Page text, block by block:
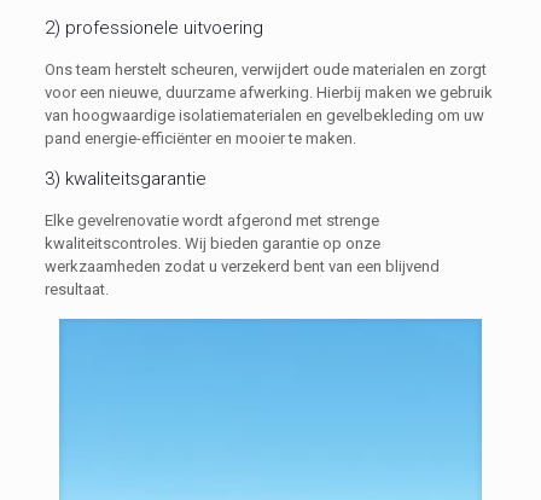
2) professionele uitvoering
Ons team herstelt scheuren, verwijdert oude materialen en zorgt
voor een nieuwe, duurzame afwerking. Hierbij maken we gebruik
van hoogwaardige isolatiematerialen en gevelbekleding om uw
pand energie-efficiënter en mooier te maken.
3) kwaliteitsgarantie
Elke gevelrenovatie wordt afgerond met strenge
kwaliteitscontroles. Wij bieden garantie op onze
werkzaamheden zodat u verzekerd bent van een blijvend
resultaat.